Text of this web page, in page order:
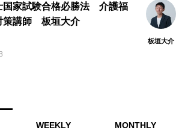
国家試験合格必勝法 介護福
策講師 板垣大介
板垣大介
WEEKLY MONTHLY